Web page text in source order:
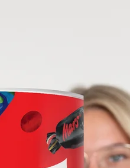
avec son prénom, votre